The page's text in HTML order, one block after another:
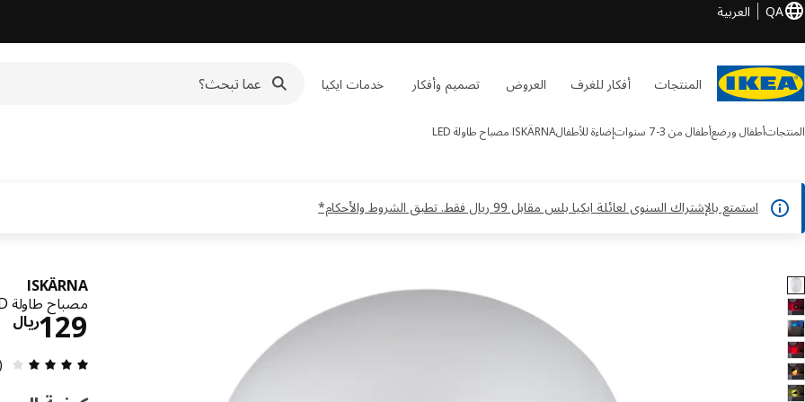
QA العربية
المنتجات أفكار للغرف العروض تصميم وأفكار خدمات ايكيا
المنتجاتأطفال ورضعأطفال من 3-7 سنوات إضاءة للأطفالISKÄRNA مصباح طاولة LED
استمتع بالإشتراك السنوى لعائلة ايكيا بلس مقابل 99 ريال فقط. تطبق الشروط والأحكام*
10 ISKÄRNA الصور الصور
ISKÄRNA
مصباح طاولة LED, عدة ألوان
ريال129
(2)